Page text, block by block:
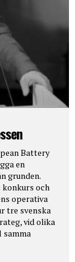
Battery
en
grunden.
och
operativa
tre svenska
vid olika